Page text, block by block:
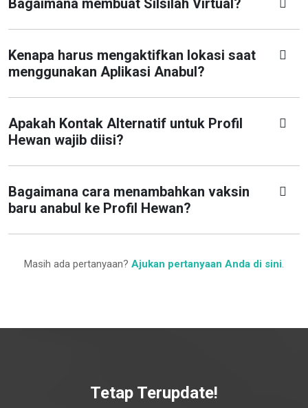
Bagaimana membuat Silsilah Virtual?
Kenapa harus mengaktifkan lokasi saat
menggunakan Aplikasi Anabul?
Apakah Kontak Alternatif untuk Profil
Hewan wajib diisi?
Bagaimana cara menambahkan vaksin
baru anabul ke Profil Hewan?
Masih ada pertanyaan? Ajukan pertanyaan Anda di sini.
Tetap Terupdate!